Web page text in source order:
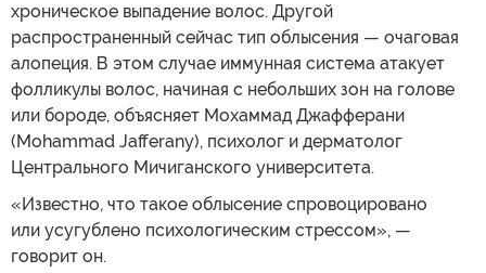
хроническое выпадение волос. Другой
распространенный сейчас тип облысения — очаговая
алопеция. В этом случае иммунная система атакует
фолликулы волос, начиная с небольших зон на голове
или бороде, объясняет Мохаммад Джафферани
(Mohammad Jafferany), психолог и дерматолог
Центрального Мичиганского университета.
«Известно, что такое облысение спровоцировано
или усугублено психологическим стрессом», —
говорит он.